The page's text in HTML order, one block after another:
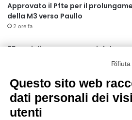
Approvato il Pfte per il
della M3 verso Paullo
2 ore fa
75 anni di INFN. La comunità, la
2 ore fa
Milano Aiuta Estate, 1600
assistenza attivate
4 ore fa
Questo sito web
dati personali dei
utenti